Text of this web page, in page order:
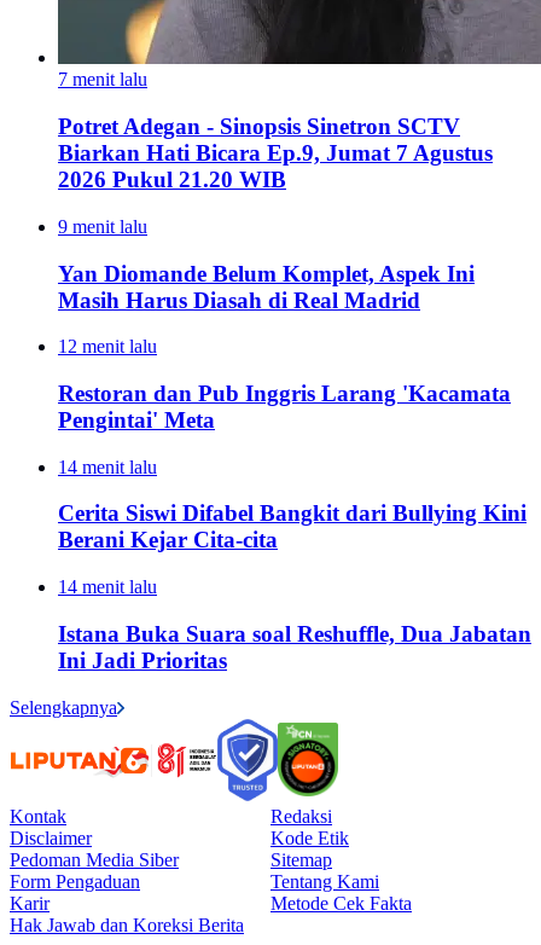
7 menit lalu
Potret Adegan - Sinopsis Sinetron SCTV
Biarkan Hati Bicara Ep.9, Jumat 7 Agustus
2026 Pukul 21.20 WIB
9 menit lalu
Yan Diomande Belum Komplet, Aspek Ini
Masih Harus Diasah di Real Madrid
12 menit lalu
Restoran dan Pub Inggris Larang 'Kacamata
Pengintai' Meta
14 menit lalu
Cerita Siswi Difabel Bangkit dari Bullying Kini
Berani Kejar Cita-cita
14 menit lalu
Istana Buka Suara soal Reshuffle, Dua Jabatan
Ini Jadi Prioritas
Selengkapnya
Kontak
Redaksi
Disclaimer
Kode Etik
Pedoman Media Siber
Sitemap
Form Pengaduan
Tentang Kami
Karir
Metode Cek Fakta
Hak Jawab dan Koreksi Berita